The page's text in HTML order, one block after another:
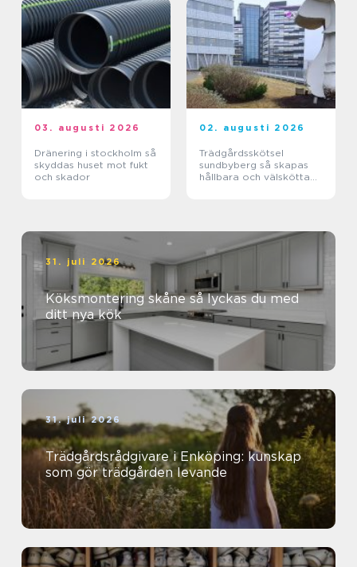
03. augusti 2026
Dränering i stockholm så
skyddas huset mot fukt
och skador
02. augusti 2026
Trädgårdsskötsel
sundbyberg så skapas
hållbara och välskötta
31. juli 2026
Köksmontering skåne så lyckas du med
ditt nya kök
31. juli 2026
Trädgårdsrådgivare i Enköping: kunskap
som gör trädgården levande